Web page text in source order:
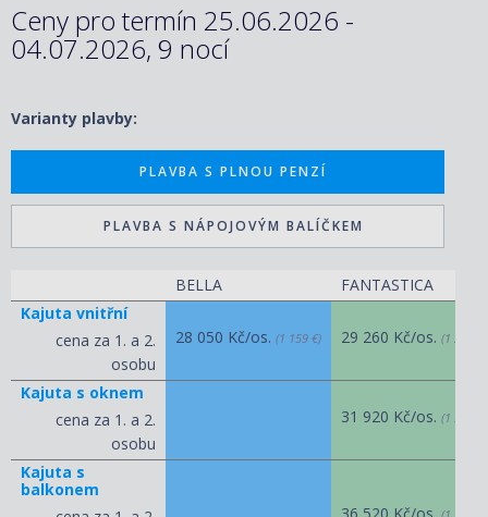
Ceny pro termín 25.06.2026 -
04.07.2026, 9 nocí
Varianty plavby:
PLAVBA S PLNOU PENZÍ
PLAVBA S NÁPOJOVÝM BALÍČKEM
BELLA
FANTASTICA
Kajuta vnitřní
cena za 1. a 2.
osobu
28 050 Kč/os. (1 159 €) 29 260 Kč/os. (1 209 €)
Kajuta s oknem
cena za 1. a 2.
osobu
31 920 Kč/os. (1 319 €)
Kajuta s
balkonem